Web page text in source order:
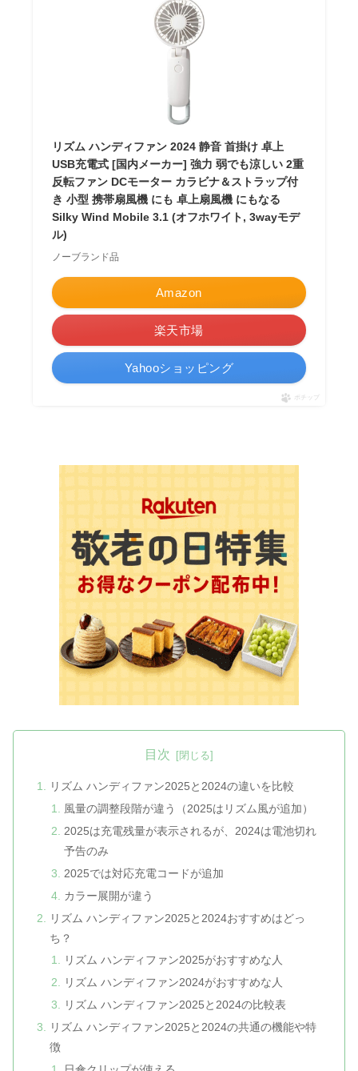
リズム ハンディファン 2024 静音 首掛け 卓上
USB充電式 [国内メーカー] 強力 弱でも涼しい 2重
反転ファン DCモーター カラビナ＆ストラップ付
き 小型 携帯扇風機 にも 卓上扇風機 にもなる
Silky Wind Mobile 3.1 (オフホワイト, 3wayモデ
ル)
ノーブランド品
Amazon
楽天市場
Yahooショッピング
ポチップ
目次
リズム ハンディファン2025と2024の違いを比較
風量の調整段階が違う（2025はリズム風が追加）
2025は充電残量が表示されるが、2024は電池切れ
予告のみ
2025では対応充電コードが追加
カラー展開が違う
リズム ハンディファン2025と2024おすすめはどっ
ち？
リズム ハンディファン2025がおすすめな人
リズム ハンディファン2024がおすすめな人
リズム ハンディファン2025と2024の比較表
リズム ハンディファン2025と2024の共通の機能や特
徴